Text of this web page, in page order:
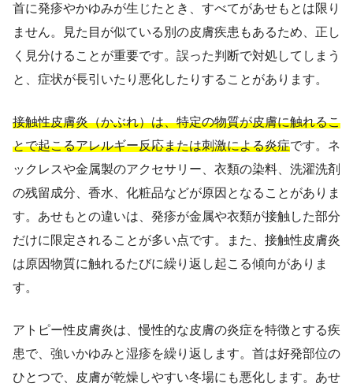
首に発疹やかゆみが生じたとき、すべてがあせもとは限り
ません。見た目が似ている別の皮膚疾患もあるため、正し
く見分けることが重要です。誤った判断で対処してしまう
と、症状が長引いたり悪化したりすることがあります。
接触性皮膚炎（かぶれ）は、特定の物質が皮膚に触れるこ
とで起こるアレルギー反応または刺激による炎症です。ネ
ックレスや金属製のアクセサリー、衣類の染料、洗濯洗剤
の残留成分、香水、化粧品などが原因となることがありま
す。あせもとの違いは、発疹が金属や衣類が接触した部分
だけに限定されることが多い点です。また、接触性皮膚炎
は原因物質に触れるたびに繰り返し起こる傾向がありま
す。
アトピー性皮膚炎は、慢性的な皮膚の炎症を特徴とする疾
患で、強いかゆみと湿疹を繰り返します。首は好発部位の
ひとつで、皮膚が乾燥しやすい冬場にも悪化します。あせ